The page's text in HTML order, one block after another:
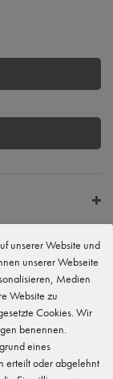
unserer Website und
unserer Webseite
Medien
Website zu
Cookies. Wir
benennen.
eines
erteilt oder abgelehnt